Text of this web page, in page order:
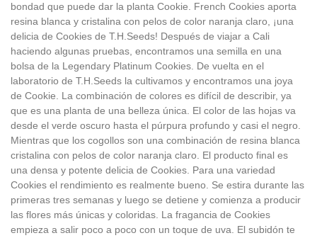
bondad que puede dar la planta Cookie. French Cookies aporta
resina blanca y cristalina con pelos de color naranja claro, ¡una
delicia de Cookies de T.H.Seeds! Después de viajar a Cali
haciendo algunas pruebas, encontramos una semilla en una
bolsa de la Legendary Platinum Cookies. De vuelta en el
laboratorio de T.H.Seeds la cultivamos y encontramos una joya
de Cookie. La combinación de colores es difícil de describir, ya
que es una planta de una belleza única. El color de las hojas va
desde el verde oscuro hasta el púrpura profundo y casi el negro.
Mientras que los cogollos son una combinación de resina blanca
cristalina con pelos de color naranja claro. El producto final es
una densa y potente delicia de Cookies. Para una variedad
Cookies el rendimiento es realmente bueno. Se estira durante las
primeras tres semanas y luego se detiene y comienza a producir
las flores más únicas y coloridas. La fragancia de Cookies
empieza a salir poco a poco con un toque de uva. El subidón te